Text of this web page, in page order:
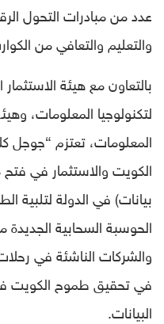
عدد من مبادرات التحول
والتعليم والتعافي من
بالتعاون مع هيئة الاستثمار
لتكنولوجيا المعلومات،
المعلومات، تعتزم “جوجل
الكويت والاستثمار في
بيانات) في الدولة
الحوسبة السحابية
والشركات الناشئة في
في تحقيق طموح الكويت
البيانات.